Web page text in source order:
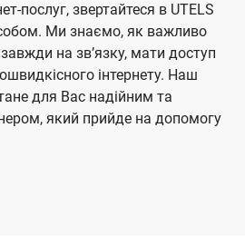
послуг, звертайтеся в UTELS
Ми знаємо, як важливо
на звʼязку, мати доступ
інтернету. Наш
для Вас надійним та
який прийде на допомогу